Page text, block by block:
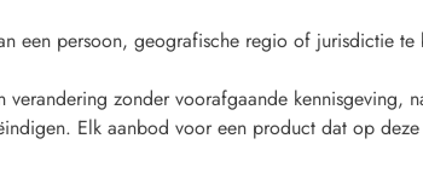
een persoon, geografische regio of jurisdictie
zonder voorafgaande kennisgeving,
Elk aanbod voor een product dat op